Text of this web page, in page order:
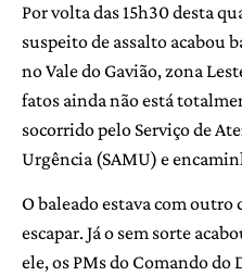
Por volta das 15h30 desta
suspeito de assalto acabou
no Vale do Gavião, zona
fatos ainda não está
socorrido pelo Serviço de
Urgência (SAMU) e
O baleado estava com
escapar. Já o sem sorte
ele, os PMs do Comando do